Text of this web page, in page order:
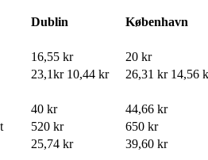
Dublin
København
16,55 kr
20 kr
23,1kr 10,44 kr
26,31 kr 14,56
40 kr
44,66 kr
520 kr
650 kr
25,74 kr
39,60 kr